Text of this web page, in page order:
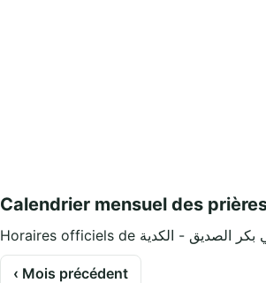
Calendrier mensuel des
‹ Mois précédent